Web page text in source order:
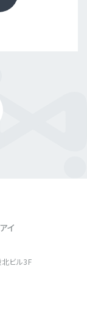
イ
ビル3F